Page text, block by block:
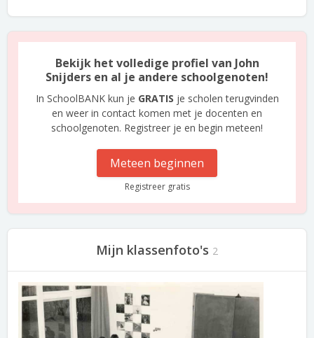
Bekijk het volledige profiel van John
Snijders en al je andere schoolgenoten!
In SchoolBANK kun je GRATIS je scholen terugvinden
en weer in contact komen met je docenten en
schoolgenoten. Registreer je en begin meteen!
Meteen beginnen
Registreer gratis
Mijn klassenfoto's 2